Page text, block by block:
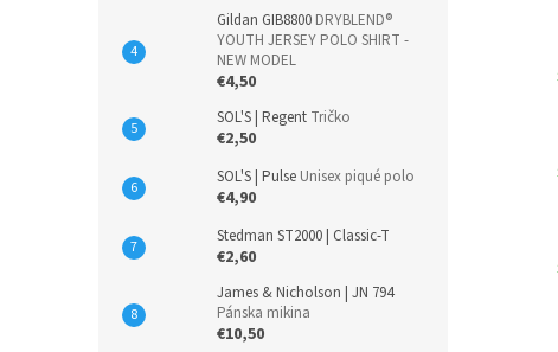
Gildan GIB8800 DRYBLEND®
YOUTH JERSEY POLO SHIRT -
NEW MODEL
€4,50
SOL'S | Regent Tričko
€2,50
SOL'S | Pulse Unisex piqué polo
€4,90
Stedman ST2000 | Classic-T
€2,60
James & Nicholson | JN 794
Pánska mikina
€10,50